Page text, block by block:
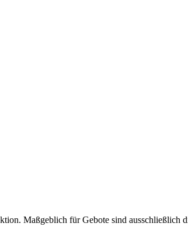
Maßgeblich für Gebote sind ausschließlich